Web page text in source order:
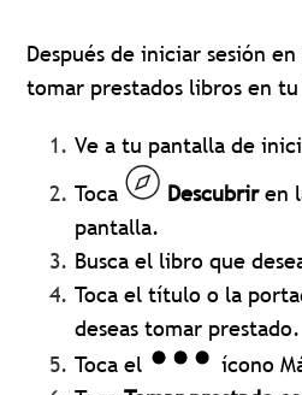
Después de iniciar sesión
tomar prestados libros en
Ve a tu pantalla de
Toca
Descubriren
pantalla.
Busca el libro que
Toca el título o la
deseas tomar prestado.
Toca el
ícono